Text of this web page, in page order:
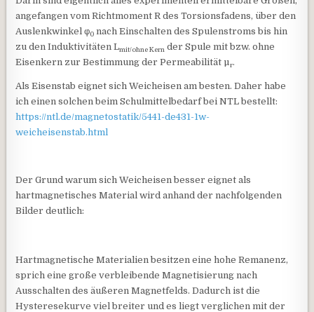
angefangen vom Richtmoment R des Torsionsfadens, über den
Auslenkwinkel φ0 nach Einschalten des Spulenstroms bis hin
zu den Induktivitäten Lmit/ohne Kern der Spule mit bzw. ohne
Eisenkern zur Bestimmung der Permeabilität µr.
Als Eisenstab eignet sich Weicheisen am besten. Daher habe
ich einen solchen beim Schulmittelbedarf bei NTL bestellt:
https://ntl.de/magnetostatik/5441-de431-1w-
weicheisenstab.html
Der Grund warum sich Weicheisen besser eignet als
hartmagnetisches Material wird anhand der nachfolgenden
Bilder deutlich:
Hartmagnetische Materialien besitzen eine hohe Remanenz,
sprich eine große verbleibende Magnetisierung nach
Ausschalten des äußeren Magnetfelds. Dadurch ist die
Hysteresekurve viel breiter und es liegt verglichen mit der